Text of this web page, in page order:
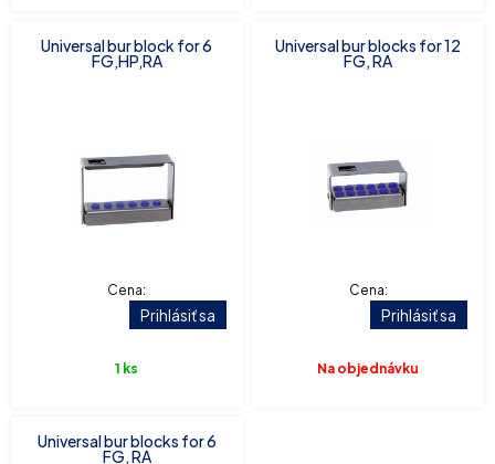
Universal bur block for 6
FG,HP,RA
Cena:
Prihlásiť sa
1 ks
Universal bur blocks for 12
FG, RA
Cena:
Prihlásiť sa
Na objednávku
Universal bur blocks for 6
FG, RA